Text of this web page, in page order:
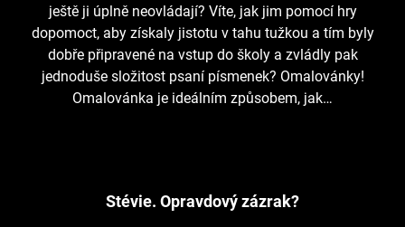
ještě ji úplně neovládají? Víte, jak jim pomocí hry
dopomoct, aby získaly jistotu v tahu tužkou a tím byly
dobře připravené na vstup do školy a zvládly pak
jednoduše složitost psaní písmenek? Omalovánky!
Omalovánka je ideálním způsobem, jak…
Stévie. Opravdový zázrak?